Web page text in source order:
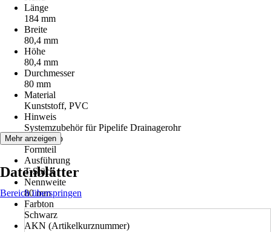
Länge
184 mm
Breite
80,4 mm
Höhe
80,4 mm
Durchmesser
80 mm
Material
Kunststoff, PVC
Hinweis
Systemzubehör für Pipelife Drainagerohr
Artikeltyp
Formteil
Ausführung
T-Stück
Nennweite
80 mm
Farbton
Schwarz
AKN (Artikelkurznummer)
Mehr anzeigen
Datenblätter
Bereich überspringen